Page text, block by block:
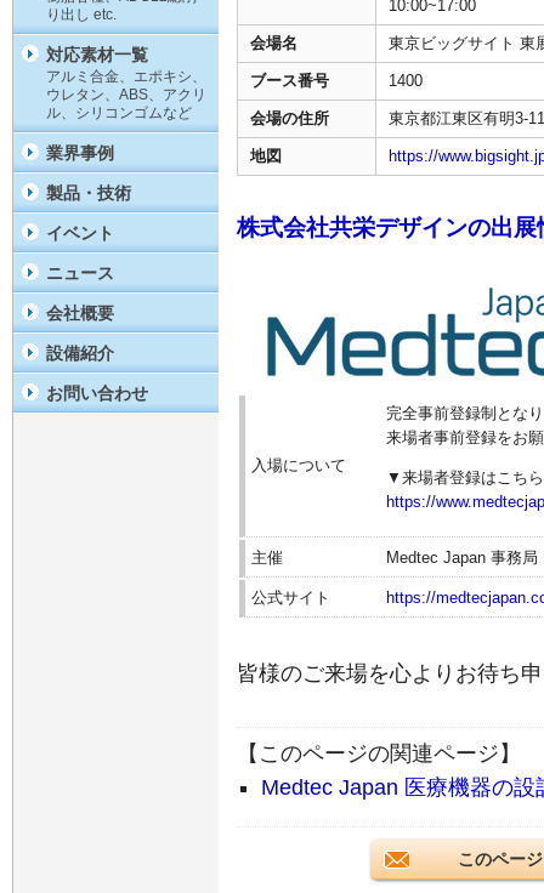
10:00~17:00
会場名 東京ビッグサイト 東
ブース番号 1400
会場の住所 東京都江東区有明3-
地図 https://
株式会社共栄デザインの出展
入場について
完全事前登録制とな
来場者事前登録をお
▼来場者登録はこちら
https://
主催 Medtec Japan 事務局
公式サイト https://
皆様のご来場を心よりお待ち
【このページの関連ページ】
Medtec Japan 医療機器の
このペー
り出し etc.
対応素材一覧
アルミ合金、エポキシ、
ウレタン、ABS、アクリ
ル、シリコンゴムなど
業界事例
製品・技術
イベント
ニュース
会社概要
設備紹介
お問い合わせ